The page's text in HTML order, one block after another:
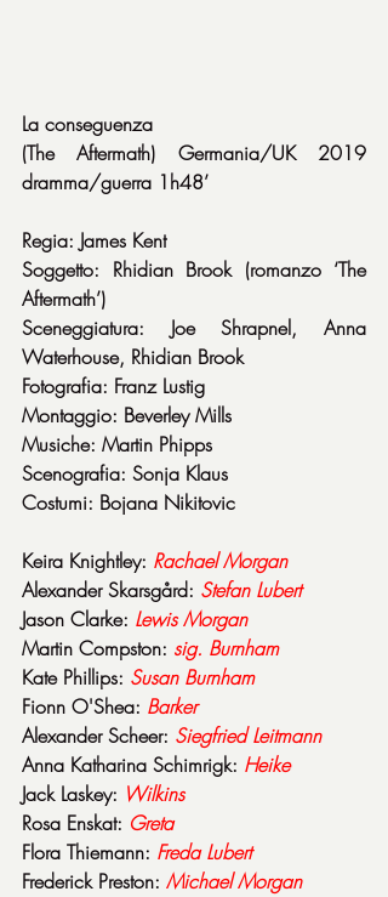
La conseguenza
(The Aftermath) Germania/UK 2019
dramma/guerra 1h48’
Regia: James Kent
Soggetto: Rhidian Brook (romanzo ‘The
Aftermath’)
Sceneggiatura: Joe Shrapnel, Anna
Waterhouse, Rhidian Brook
Fotografia: Franz Lustig
Montaggio: Beverley Mills
Musiche: Martin Phipps
Scenografia: Sonja Klaus
Costumi: Bojana Nikitovic
Keira Knightley: Rachael Morgan
Alexander Skarsgård: Stefan Lubert
Jason Clarke: Lewis Morgan
Martin Compston: sig. Burnham
Kate Phillips: Susan Burnham
Fionn O'Shea: Barker
Alexander Scheer: Siegfried Leitmann
Anna Katharina Schimrigk: Heike
Jack Laskey: Wilkins
Rosa Enskat: Greta
Flora Thiemann: Freda Lubert
Frederick Preston: Michael Morgan